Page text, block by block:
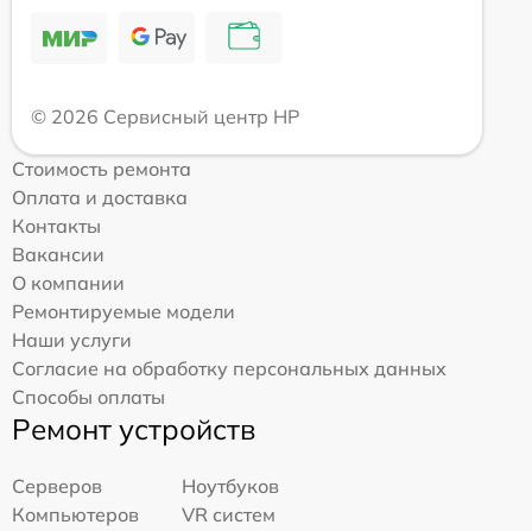
© 2026 Сервисный центр HP
Стоимость ремонта
Оплата и доставка
Контакты
Вакансии
О компании
Ремонтируемые модели
Наши услуги
Согласие на обработку персональных данных
Способы оплаты
Ремонт устройств
Серверов
Ноутбуков
Компьютеров
VR систем